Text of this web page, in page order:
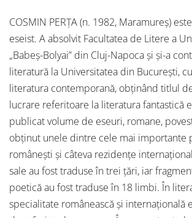
COSMIN PERȚA (n. 1982, Maramureș)
eseist. A absolvit Facultatea de Litere a
„Babeș-Bolyai” din Cluj-Napoca și și-a
literatură la Universitatea din București,
literatura contemporană, obținând titlul
lucrare referitoare la literatura fantastică
publicat volume de eseuri, romane,
obținut unele dintre cele mai importante
românești și câteva rezidențe
sale au fost traduse în trei țări, iar
poetică au fost traduse în 18 limbi. În
specialitate românească și internațională